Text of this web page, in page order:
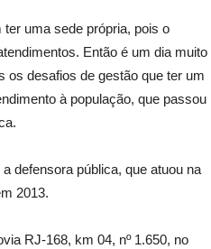
uma sede própria, pois o
Então é um dia muito
os desafios de gestão que ter um
à população, que passou
defensora pública, que atuou na
2013.
RJ-168, km 04, nº 1.650, no